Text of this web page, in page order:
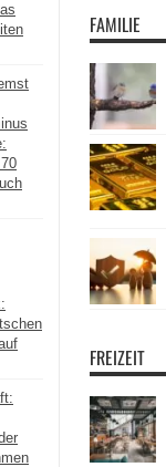
FAMILIE
FREIZEIT